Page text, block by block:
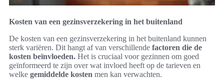
Kosten van een gezinsverzekering in het buitenland
De kosten van een gezinsverzekering in het buitenland kunnen
sterk variëren. Dit hangt af van verschillende factoren die de
kosten beïnvloeden. Het is cruciaal voor gezinnen om goed
geïnformeerd te zijn over wat invloed heeft op de tarieven en
welke gemiddelde kosten men kan verwachten.